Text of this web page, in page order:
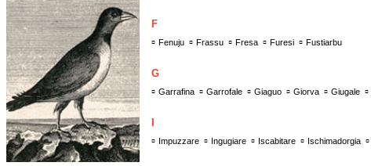
F
▫ Fenuju ▫ Frassu ▫ Fresa ▫ Furesi ▫ Fustiarbu
G
▫ Garrafina ▫ Garrofale ▫ Giaguo ▫ Giorva ▫ Giugale ▫
▫ Impuzzare ▫ Ingugiare ▫ Iscabitare ▫ Ischimadorgia ▫